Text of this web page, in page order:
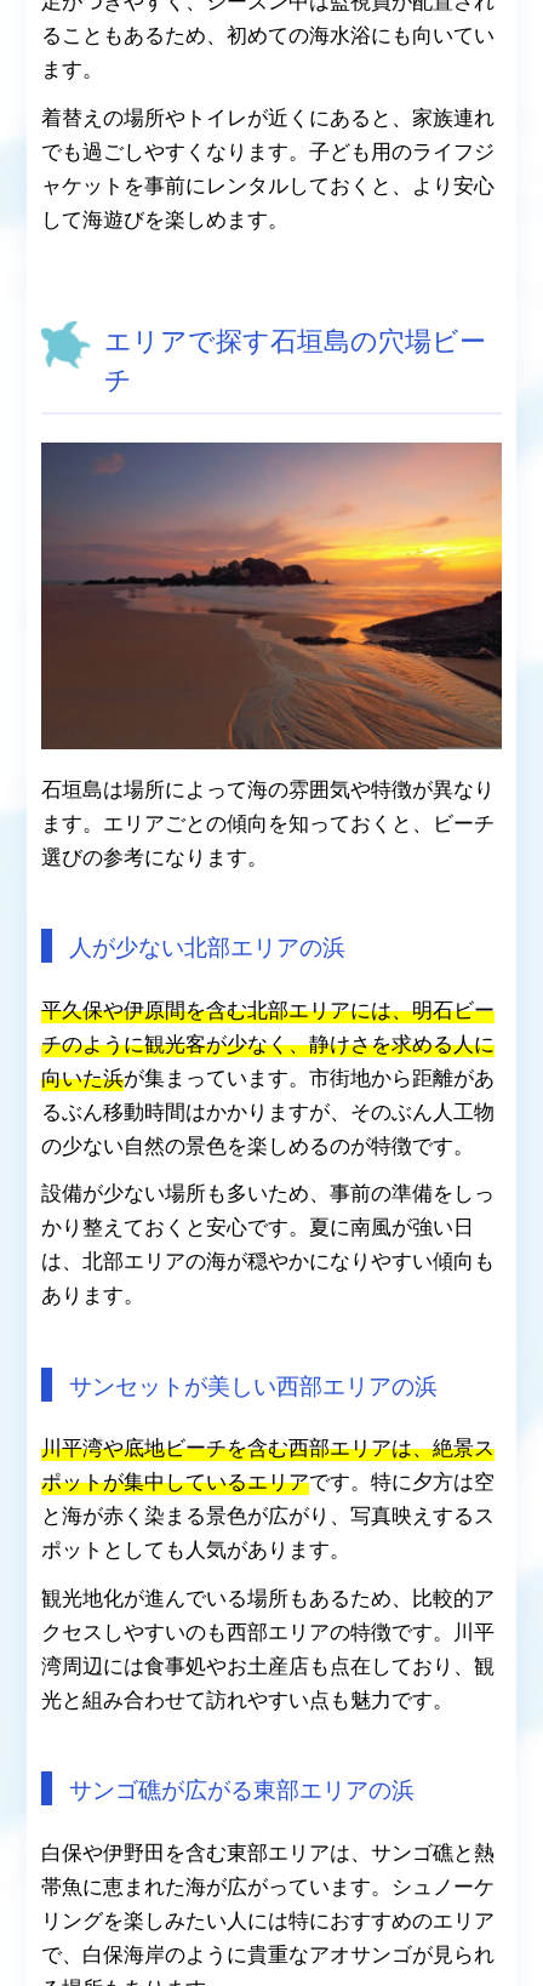
ることもあるため、初めての海水浴にも向いてい
ます。
着替えの場所やトイレが近くにあると、家族連れ
でも過ごしやすくなります。子ども用のライフジ
ャケットを事前にレンタルしておくと、より安心
して海遊びを楽しめます。
エリアで探す石垣島の穴場ビー
チ
石垣島は場所によって海の雰囲気や特徴が異なり
ます。エリアごとの傾向を知っておくと、ビーチ
選びの参考になります。
人が少ない北部エリアの浜
平久保や伊原間を含む北部エリアには、明石ビー
チのように観光客が少なく、静けさを求める人に
向いた浜が集まっています。市街地から距離があ
るぶん移動時間はかかりますが、そのぶん人工物
の少ない自然の景色を楽しめるのが特徴です。
設備が少ない場所も多いため、事前の準備をしっ
かり整えておくと安心です。夏に南風が強い日
は、北部エリアの海が穏やかになりやすい傾向も
あります。
サンセットが美しい西部エリアの浜
川平湾や底地ビーチを含む西部エリアは、絶景ス
ポットが集中しているエリアです。特に夕方は空
と海が赤く染まる景色が広がり、写真映えするス
ポットとしても人気があります。
観光地化が進んでいる場所もあるため、比較的ア
クセスしやすいのも西部エリアの特徴です。川平
湾周辺には食事処やお土産店も点在しており、観
光と組み合わせて訪れやすい点も魅力です。
サンゴ礁が広がる東部エリアの浜
白保や伊野田を含む東部エリアは、サンゴ礁と熱
帯魚に恵まれた海が広がっています。シュノーケ
リングを楽しみたい人には特におすすめのエリア
で、白保海岸のように貴重なアオサンゴが見られ